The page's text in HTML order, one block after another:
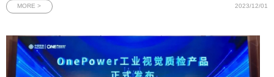
巴巴等企业共同填补数字孪生国家标准体系的空白。图为468项推荐性国家标准
MORE > 2023/12/01